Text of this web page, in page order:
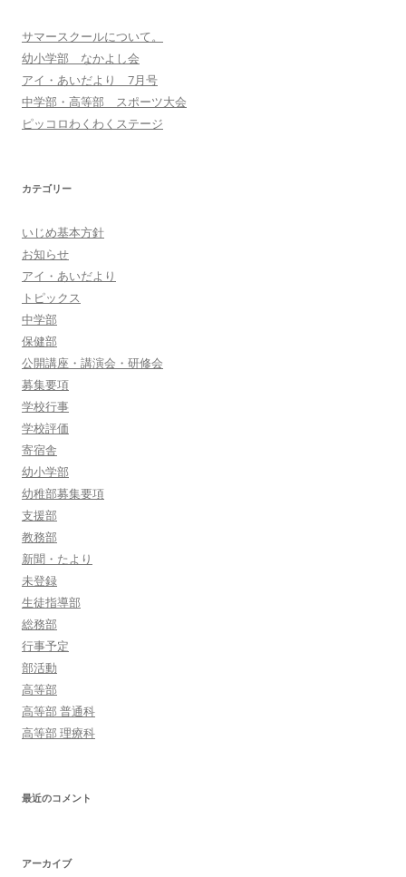
サマースクールについて。
幼小学部 なかよし会
アイ・あいだより 7月号
中学部・高等部 スポーツ大会
ピッコロわくわくステージ
カテゴリー
いじめ基本方針
お知らせ
アイ・あいだより
トピックス
中学部
保健部
公開講座・講演会・研修会
募集要項
学校行事
学校評価
寄宿舎
幼小学部
幼稚部募集要項
支援部
教務部
新聞・たより
未登録
生徒指導部
総務部
行事予定
部活動
高等部
高等部 普通科
高等部 理療科
最近のコメント
アーカイブ